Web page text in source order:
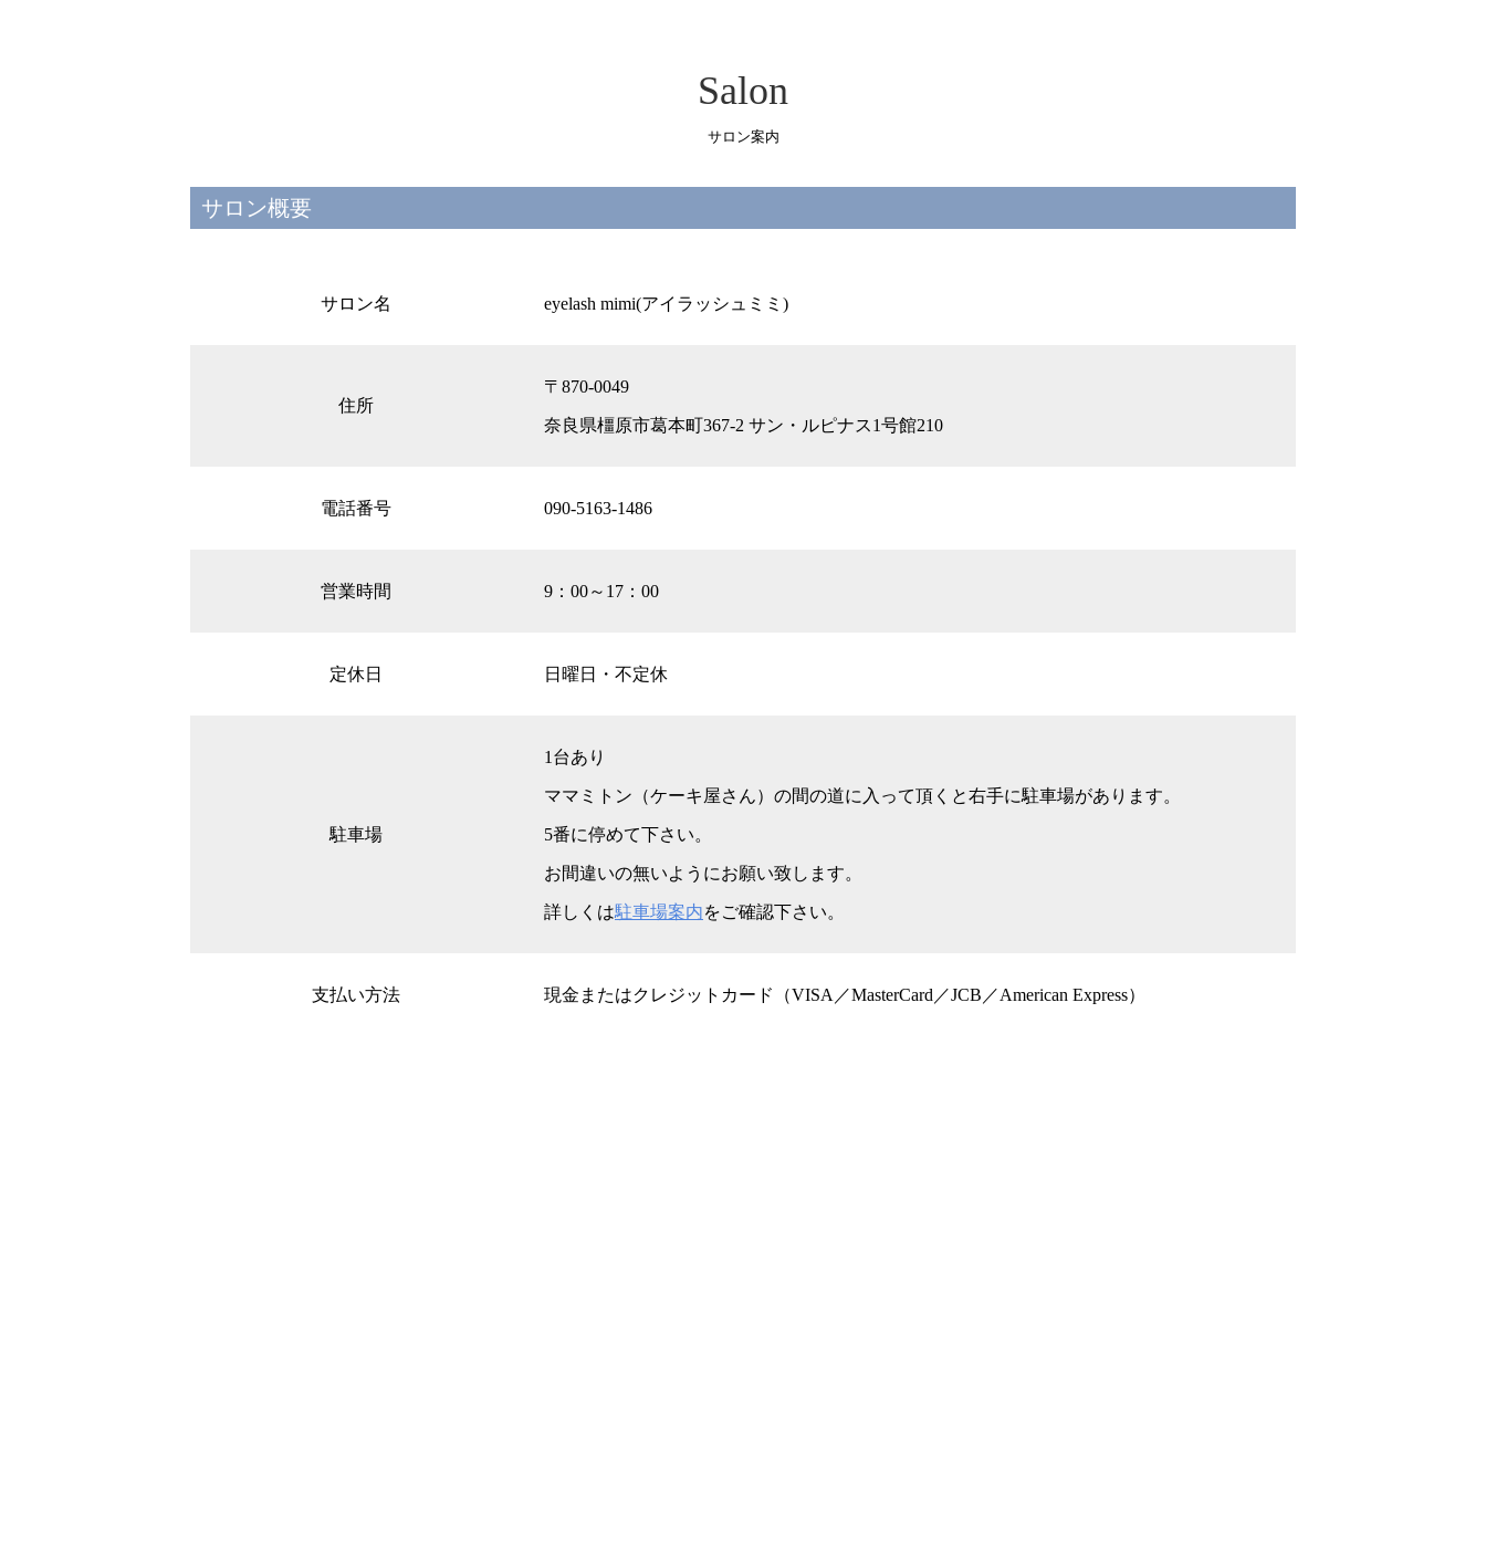
Salon
サロン案内
サロン概要
サロン名 eyelash mimi(アイラッシュミミ)
住所
〒870-0049
奈良県橿原市葛本町367-2 サン・ルピナス1号館210
電話番号 090-5163-1486
営業時間 9：00～17：00
定休日 日曜日・不定休
駐車場
1台あり
ママミトン（ケーキ屋さん）の間の道に入って頂くと右手に駐車場があります。
5番に停めて下さい。
お間違いの無いようにお願い致します。
詳しくは駐車場案内をご確認下さい。
支払い方法 現金またはクレジットカード（VISA／MasterCard／JCB／American Express）